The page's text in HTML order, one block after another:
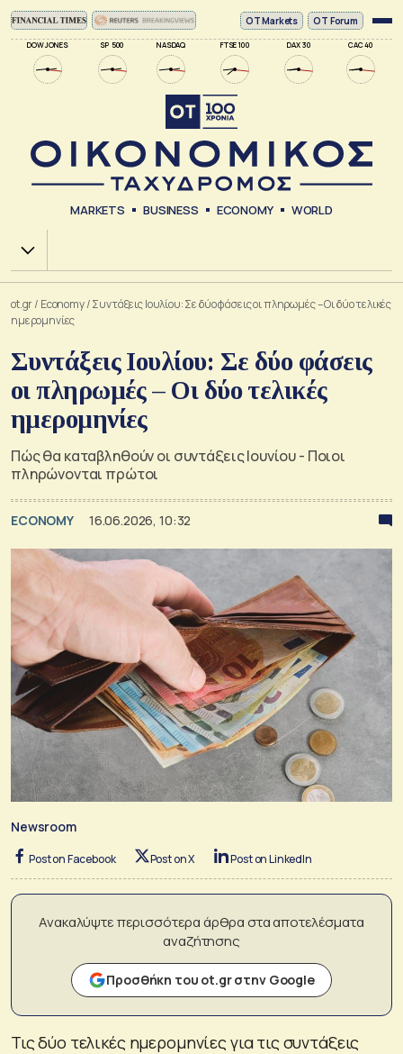
DOW JONES SP 500 NASDAQ FTSE 100 DAX 30 CAC 40
ΟΤ Markets OT Forum
MARKETS BUSINESS ECONOMY WORLD
Χ.Α.
ot.gr/ Economy/Συντάξεις Ιουλίου: Σε δύο φάσεις οι πληρωμές – Οι δύο τελικές
ημερομηνίες
Συντάξεις Ιουλίου: Σε δύο φάσεις
οι πληρωμές – Οι δύο τελικές
ημερομηνίες
Πώς θα καταβληθούν οι συντάξεις Ιουνίου - Ποιοι
πληρώνονται πρώτοι
ECONOMY 16.06.2026, 10:32
Newsroom
Post on Facebook Post on X Post on LinkedIn
Ανακαλύψτε περισσότερα άρθρα στα αποτελέσματα
αναζήτησης
Προσθήκη του ot.gr στην Google
Τις δύο τελικές ημερομηνίες για τις συντάξεις